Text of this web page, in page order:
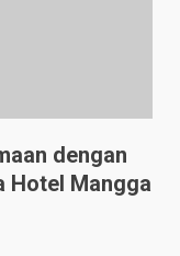
dengan
Hotel Mangga